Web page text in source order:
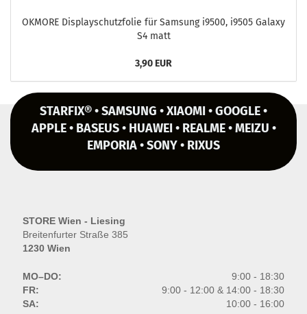
OK­MO­RE Dis­play­schutz­fo­lie für Sam­sung i9500, i9505 Ga­la­xy
S4 matt
3,90 EUR
STARFIX® • SAMSUNG • XIAOMI • GOOGLE •
APPLE • BASEUS • HUAWEI • REALME • MEIZU •
EMPORIA • SONY • RIXUS
STORE Wien - Liesing
Breitenfurter Straße 385
1230 Wien
MO–DO:
9:00 - 18:30
FR:
9:00 - 12:00 & 14:00 - 18:30
SA:
10:00 - 16:00